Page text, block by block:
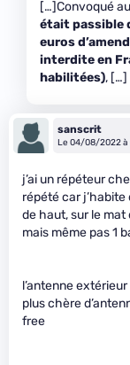
[…]Convoqué
était passible
euros
interdite en
habilitées), […]
sanscrit
Le 04/08/2022 à
j’ai un répéteur
répété car
de haut, sur le mat
mais même pas 1
l’antenne
plus chère
free